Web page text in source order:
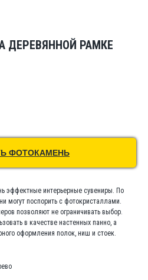
ДЕРЕВЯННОЙ РАМКЕ
ФОТОКАМЕНЬ
эффектные интерьерные сувениры. По
могут поспорить с фотокристаллами.
позволяют не ограничивать выбор.
в качестве настенных панно, а
оформления полок, ниш и стоек.